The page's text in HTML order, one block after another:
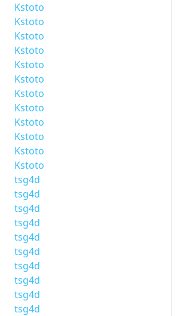
Kstoto
Kstoto
Kstoto
Kstoto
Kstoto
Kstoto
Kstoto
Kstoto
Kstoto
Kstoto
Kstoto
Kstoto
tsg4d
tsg4d
tsg4d
tsg4d
tsg4d
tsg4d
tsg4d
tsg4d
tsg4d
tsg4d